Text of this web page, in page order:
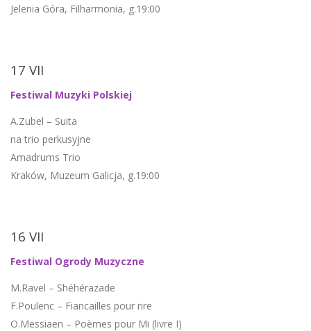
Jelenia Góra, Filharmonia, g.19:00
17 VII
Festiwal Muzyki Polskiej
A.Zubel – Suita
na trio perkusyjne
Amadrums Trio
Kraków, Muzeum Galicja, g.19:00
16 VII
Festiwal Ogrody Muzyczne
M.Ravel – Shéhérazade
F.Poulenc – Fiancailles pour rire
O.Messiaen – Poèmes pour Mi (livre I)